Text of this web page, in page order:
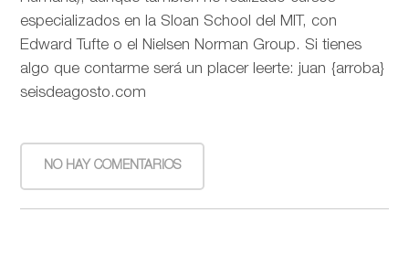
especializados en la Sloan School del MIT, con
Edward Tufte o el Nielsen Norman Group. Si tienes
algo que contarme será un placer leerte: juan {arroba}
seisdeagosto.com
NO HAY COMENTARIOS